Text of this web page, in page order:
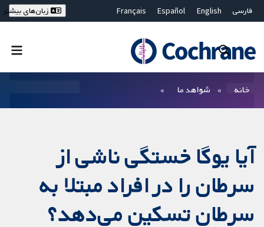
فارسی English
Español
Français
Bahasa Malaysia
ไทย
繁體中文
زبان‌های بیشتر
خانه شواهد ما
آیا یوگا خستگی ناشی از
سرطان را در افراد مبتلا به
سرطان تسکین می‌دهد؟